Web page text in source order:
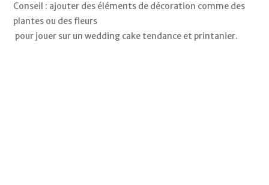
Conseil : ajouter des éléments de décoration comme des
plantes ou des fleurs
pour jouer sur un wedding cake tendance et printanier.